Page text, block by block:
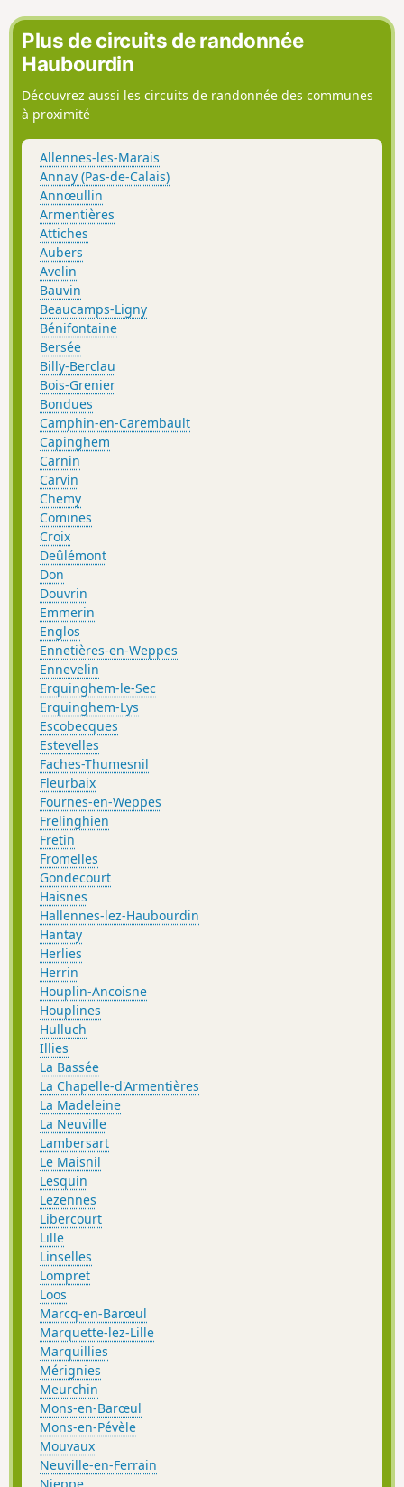
lapins et peut-être même voir détaler des lièvres.
Plus de circuits de randonnée
Haubourdin
Découvrez aussi les circuits de randonnée des communes
à proximité
Allennes-les-Marais
Annay (Pas-de-Calais)
Annœullin
Armentières
Attiches
Aubers
Avelin
Bauvin
Beaucamps-Ligny
Bénifontaine
Bersée
Billy-Berclau
Bois-Grenier
Bondues
Camphin-en-Carembault
Capinghem
Carnin
Carvin
Chemy
Comines
Croix
Deûlémont
Don
Douvrin
Emmerin
Englos
Ennetières-en-Weppes
Ennevelin
Erquinghem-le-Sec
Erquinghem-Lys
Escobecques
Estevelles
Faches-Thumesnil
Fleurbaix
Fournes-en-Weppes
Frelinghien
Fretin
Fromelles
Gondecourt
Haisnes
Hallennes-lez-Haubourdin
Hantay
Herlies
Herrin
Houplin-Ancoisne
Houplines
Hulluch
Illies
La Bassée
La Chapelle-d'Armentières
La Madeleine
La Neuville
Lambersart
Le Maisnil
Lesquin
Lezennes
Libercourt
Lille
Linselles
Lompret
Loos
Marcq-en-Barœul
Marquette-lez-Lille
Marquillies
Mérignies
Meurchin
Mons-en-Barœul
Mons-en-Pévèle
Mouvaux
Neuville-en-Ferrain